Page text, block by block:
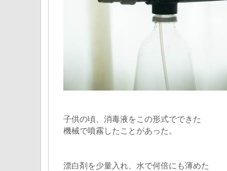
子供の頃、消毒液をこの形式でできた
機械で噴霧したことがあった。
漂白剤を少量入れ、水で何倍にも薄めた